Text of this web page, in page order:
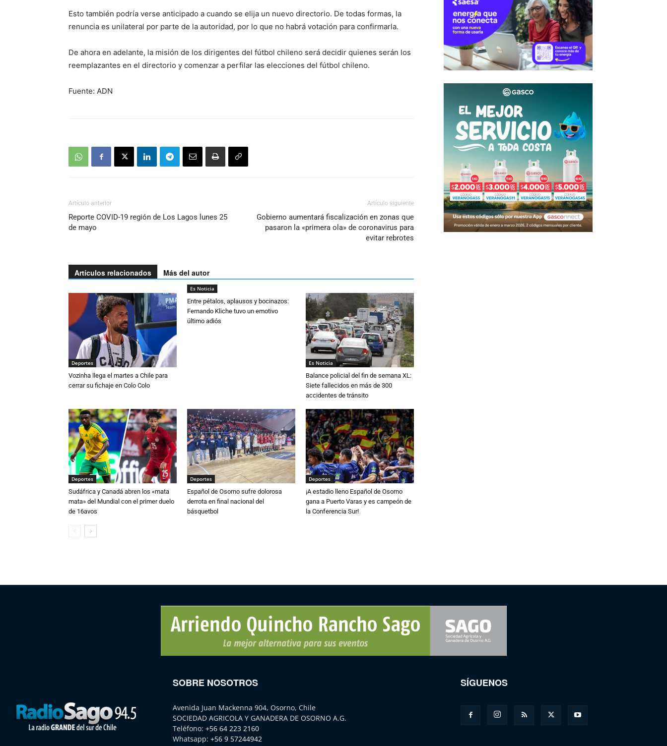
Esto también podría verse anticipado a cuando se elija un nuevo directorio. De todas formas, la
renuncia es unilateral por parte de la autoridad, por lo que no habrá votación para confirmarla.
De ahora en adelante, la misión de los dirigentes del fútbol chileno será decidir quienes serán los
reemplazantes en el directorio y comenzar a perfilar las elecciones del fútbol chileno.
Fuente: ADN
Artículo anterior
Reporte COVID-19 región de Los Lagos lunes 25
de mayo
Artículo siguiente
Gobierno aumentará fiscalización en zonas que
pasaron la «primera ola» de coronavirus para
evitar rebrotes
Artículos relacionados Más del autor
Deportes
Vozinha llega el martes a Chile para
cerrar su fichaje en Colo Colo
Es Noticia
Entre pétalos, aplausos y bocinazos:
Fernando Kliche tuvo un emotivo
último adiós
Es Noticia
Balance policial del fin de semana XL:
Siete fallecidos en más de 300
accidentes de tránsito
Deportes
Sudáfrica y Canadá abren los «mata
mata» del Mundial con el primer duelo
de 16avos
Deportes
Español de Osorno sufre dolorosa
derrota en final nacional del
básquetbol
Deportes
¡A estadio lleno Español de Osorno
gana a Puerto Varas y es campeón de
la Conferencia Sur!
SOBRE NOSOTROS
Avenida Juan Mackenna 904, Osorno, Chile
SOCIEDAD AGRICOLA Y GANADERA DE OSORNO A.G.
Teléfono: +56 64 223 2160
Whatsapp: +56 9 57244942
SÍGUENOS